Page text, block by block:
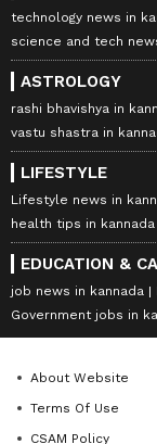
technology news in
science and tech
ASTROLOGY
rashi bhavishya in
vastu shastra in
LIFESTYLE
Lifestyle news in
health tips in kannada
EDUCATION &
job news in kannada
Government jobs in
About Website
Terms Of Use
CSAM Policy